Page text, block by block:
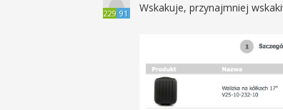
229 91 Wskakuje, przynajmniej